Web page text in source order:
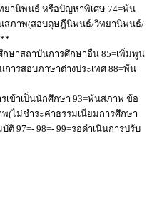
ยานิพนธ์ หรือปัญหาพิเศษ 74=พ้น
นสภาพ(สอบดุษฎีนิพนธ์/วิทยานิพนธ์/
กษาสถาบันการศึกษาอื่น 85=เพิ่มพูน
ารสอบภาษาต่างประเทศ 88=พ้น
ข้าเป็นนักศึกษา 93=พ้นสภาพ ข้อ
(ไม่ชำระค่าธรรมเนียมการศึกษา
97=- 98=- 99=รอดำเนินการปรับ